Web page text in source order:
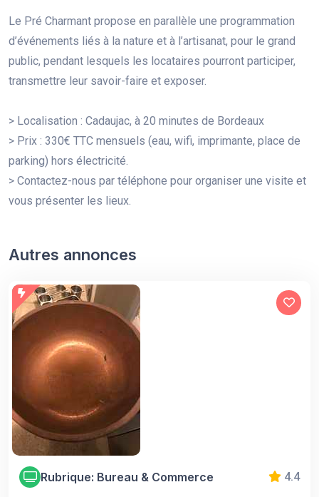
Le Pré Charmant propose en parallèle une programmation
d’événements liés à la nature et à l’artisanat, pour le grand
public, pendant lesquels les locataires pourront participer,
transmettre leur savoir-faire et exposer.
> Localisation : Cadaujac, à 20 minutes de Bordeaux
> Prix : 330€ TTC mensuels (eau, wifi, imprimante, place de
parking) hors électricité.
> Contactez-nous par téléphone pour organiser une visite et
vous présenter les lieux.
Autres annonces
Rubrique: Bureau & Commerce 4.4